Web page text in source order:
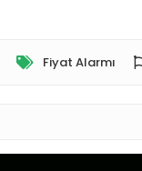
Fiyat Alarmı